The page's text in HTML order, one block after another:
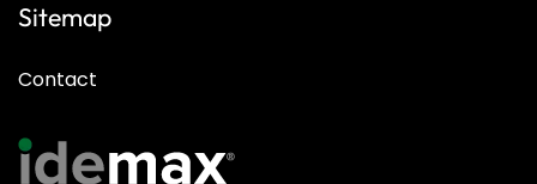
Sitemap
Contact